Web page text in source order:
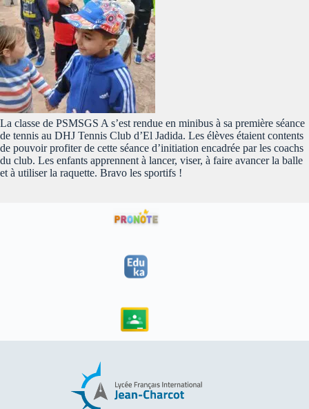
La classe de PSMSGS A s’est rendue en minibus à sa première séance
de tennis au DHJ Tennis Club d’El Jadida. Les élèves étaient contents
de pouvoir profiter de cette séance d’initiation encadrée par les coachs
du club. Les enfants apprennent à lancer, viser, à faire avancer la balle
et à utiliser la raquette. Bravo les sportifs !